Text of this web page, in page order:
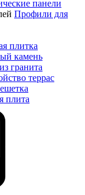
панели
Профили для
плитка
камень
гранита
террас
плита